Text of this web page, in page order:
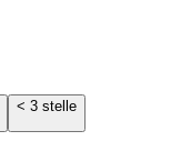
< 3 stelle